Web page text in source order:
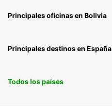
Principales oficinas en Bolivia
Principales destinos en España
Todos los países